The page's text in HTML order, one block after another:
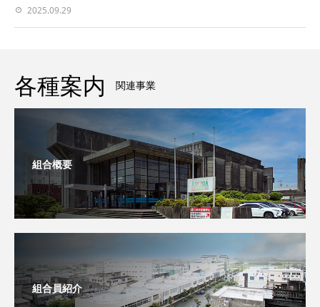
2025.09.29
各種案内 関連事業
組合概要
組合員紹介